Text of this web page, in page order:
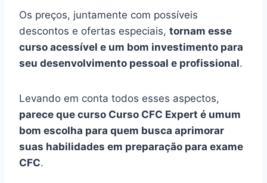
Os preços, juntamente com possíveis
descontos e ofertas especiais, tornam esse
curso acessível e um bom investimento para
seu desenvolvimento pessoal e profissional.
Levando em conta todos esses aspectos,
parece que curso Curso CFC Expert é umum
bom escolha para quem busca aprimorar
suas habilidades em preparação para exame
CFC.